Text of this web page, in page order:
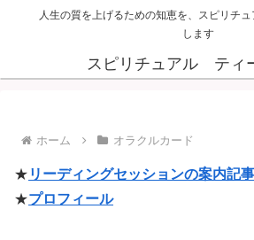
人生の質を上げるための知恵を、スピリチュ
します
スピリチュアル ティ
ホーム オラクルカード
★ リーディングセッションの案内記事
★プロフィール